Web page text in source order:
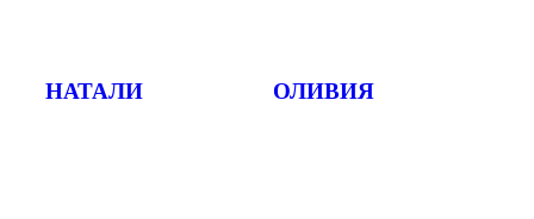
НАТАЛИ ОЛИВИЯ